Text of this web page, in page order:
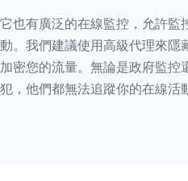
它也有廣泛的在線監控，允許監
動。我們建議使用高級代理來隱
加密您的流量。無論是政府監控
犯，他們都無法追蹤你的在線活